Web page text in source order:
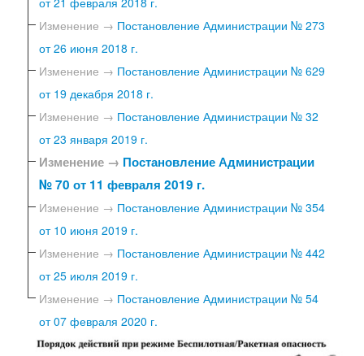
Изменение → Постановление Администрации № 273
от 26 июня 2018 г.
Изменение → Постановление Администрации № 629
от 19 декабря 2018 г.
Изменение → Постановление Администрации № 32
от 23 января 2019 г.
Изменение → Постановление Администрации
№ 70 от 11 февраля 2019 г.
Изменение → Постановление Администрации № 354
от 10 июня 2019 г.
Изменение → Постановление Администрации № 442
от 25 июля 2019 г.
Изменение → Постановление Администрации № 54
от 07 февраля 2020 г.